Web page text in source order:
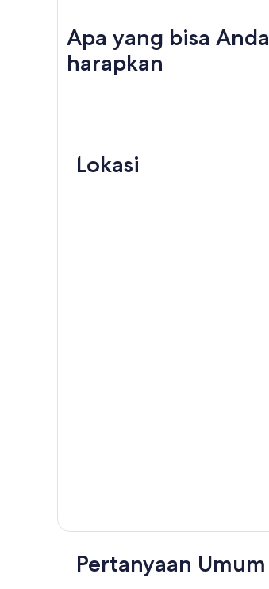
Apa yang bisa Anda
harapkan
Lokasi
Pertanyaan Umum